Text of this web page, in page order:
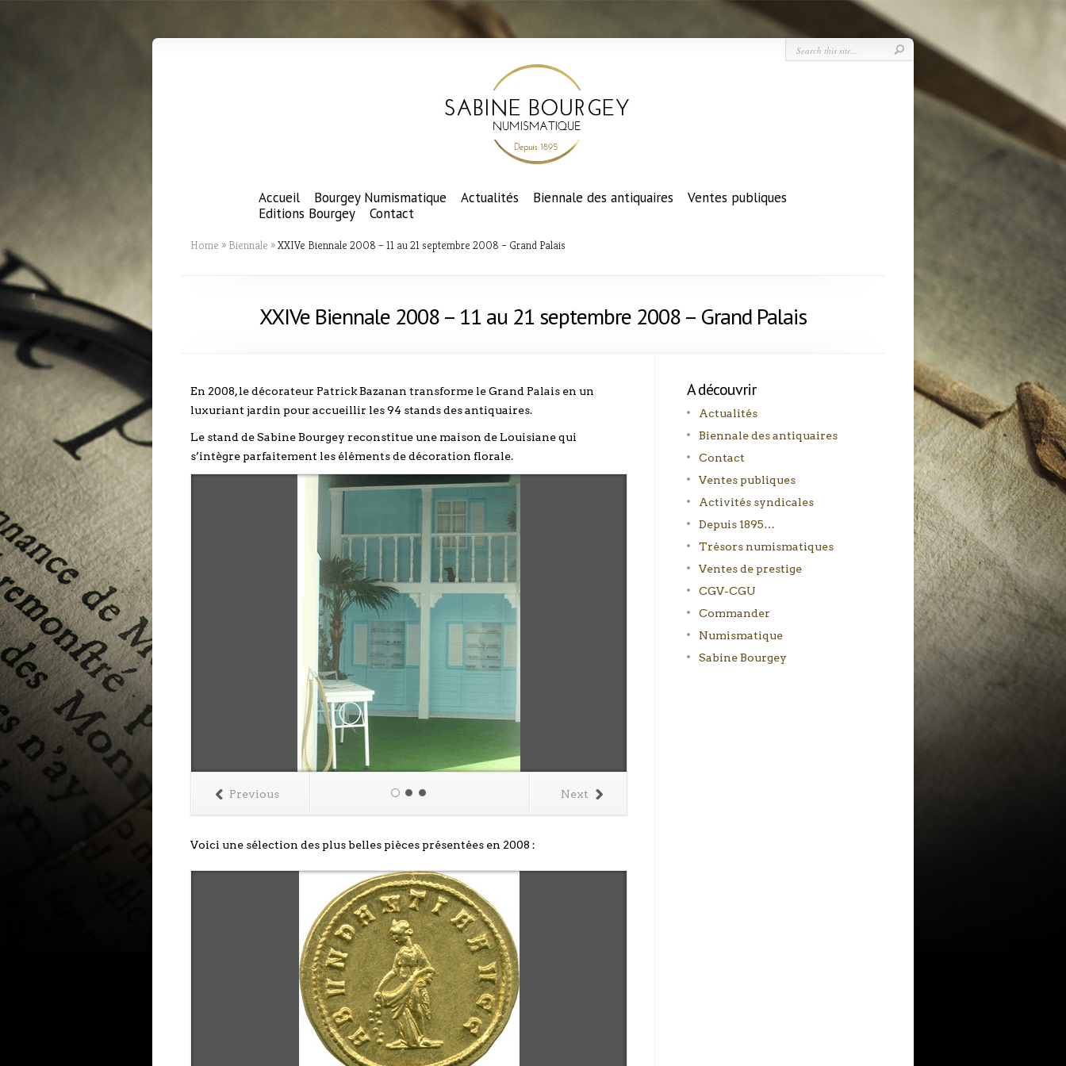
Accueil Bourgey Numismatique Actualités Biennale des antiquaires
Ventes publiques
Editions Bourgey
Contact
Home » Biennale »XXIVe Biennale 2008 – 11 au 21 septembre 2008 – Grand Palais
XXIVe Biennale 2008 – 11 au 21 septembre 2008 – Grand Palais
En 2008, le décorateur Patrick Bazanan transforme le Grand Palais en un
luxuriant jardin pour accueillir les 94 stands des antiquaires.
Le stand de Sabine Bourgey reconstitue une maison de Louisiane qui
s’intègre parfaitement les éléments de décoration florale.
Next
Previous
Voici une sélection des plus belles pièces présentées en 2008 :
A découvrir
Actualités
Biennale des antiquaires
Contact
Ventes publiques
Activités syndicales
Depuis 1895…
Trésors numismatiques
Ventes de prestige
CGV-CGU
Commander
Numismatique
Sabine Bourgey